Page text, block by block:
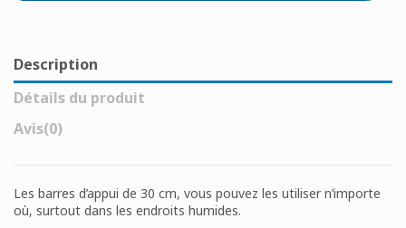
Description
Détails du produit
Avis(0)
Les barres d’appui de 30 cm, vous pouvez les utiliser n’importe
où, surtout dans les endroits humides.